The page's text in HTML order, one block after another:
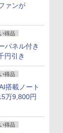
ァンが
得品
パネル付き
円引き
得品
搭載ノート
万9,800円
得品